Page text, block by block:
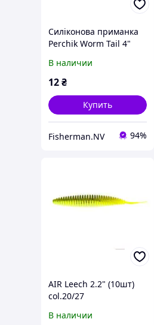
Силіконова приманка
Perchik Worm Tail 4"
В наличии
12₴
Купить
Fisherman.NV 94%
AIR Leech 2.2" (10шт)
col.20/27
В наличии